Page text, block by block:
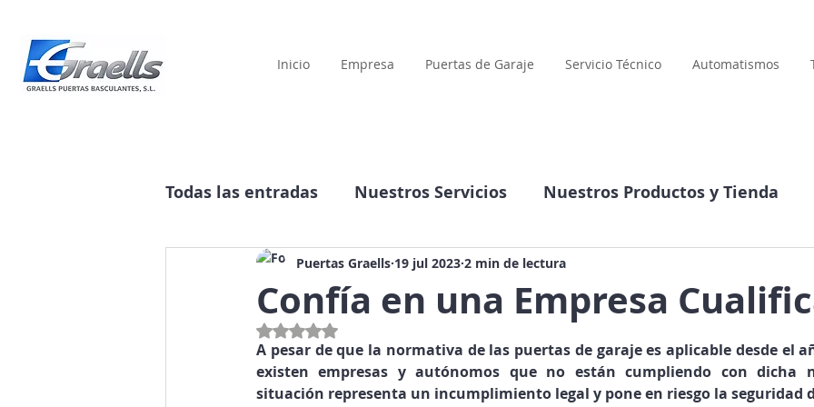
Inicio Empresa Puertas de Garaje Servicio Técnico Automatismos
Todas las entradas Nuestros Servicios Nuestros Productos y Tienda
Historia Publicidad Compañía Datos interesantes
Confía en una Empresa
Puertas Graells 19 jul 2023 2 min de lectura
Obtuvo NaN de 5 estrellas.
A pesar de que la normativa de las puertas de garaje es aplicable desde el
existen empresas y autónomos que no están cumpliendo con dicha
situación representa un incumplimiento legal y pone en riesgo la seguridad